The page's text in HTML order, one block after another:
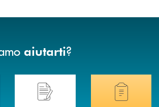
aiutarti?
delle filiali di Banca di Caraglio.
Hai bisogno di assistenza immediata?
Hai bisogno di